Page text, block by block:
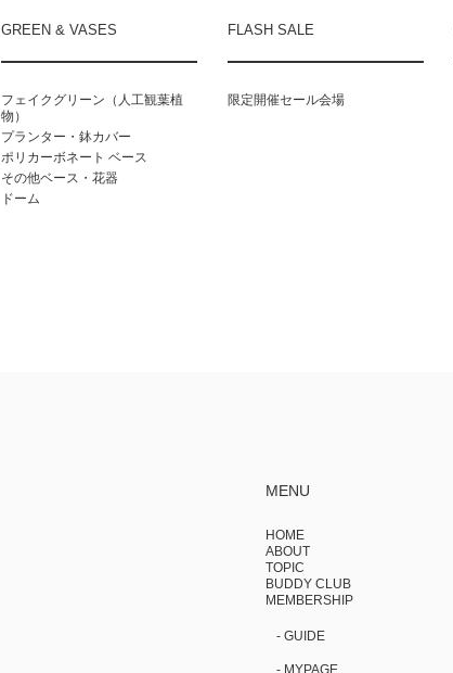
GREEN & VASES
フェイクグリーン（人工観葉植
物）
プランター・鉢カバー
ポリカーボネート ベース
その他ベース・花器
ドーム
FLASH SALE
限定開催セール会場
MENU
HOME
ABOUT
TOPIC
BUDDY CLUB
MEMBERSHIP
- GUIDE